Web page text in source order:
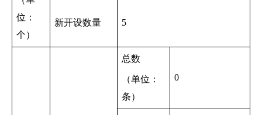
位：
个）
新开设数量 5
总数
（单位：
条）
0